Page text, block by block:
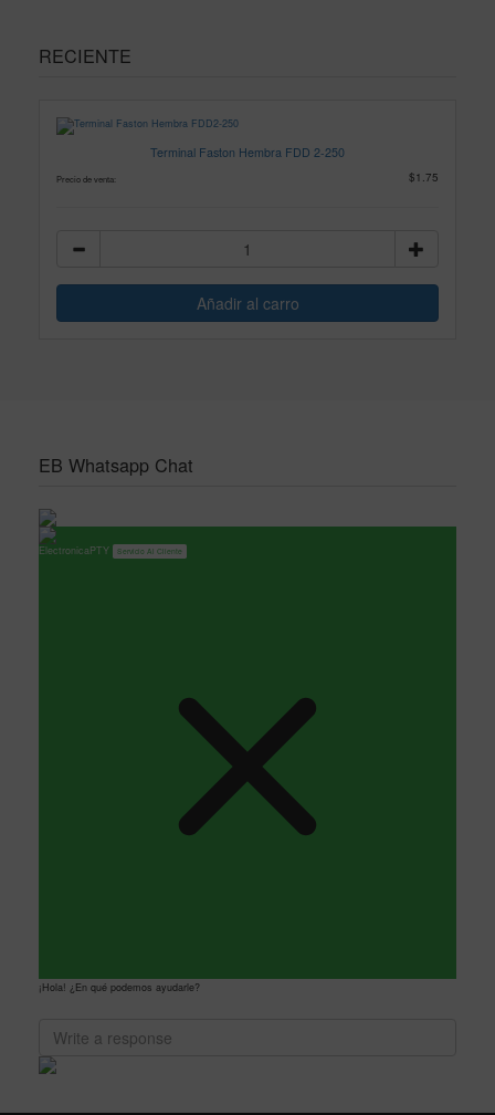
RECIENTE
Terminal Faston Hembra FDD 2-250
Precio de venta: $1.75
EB Whatsapp Chat
ElectronicaPTY Servicio Al Cliente
¡Hola! ¿En qué podemos ayudarle?